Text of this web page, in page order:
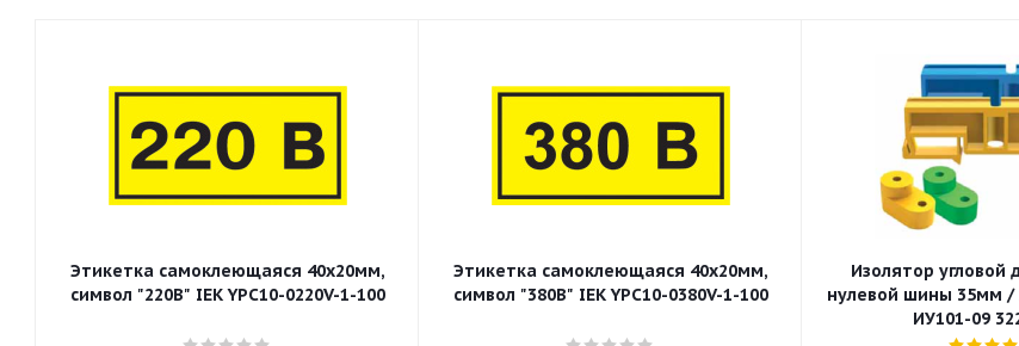
Этикетка самоклеющаяся 40х20мм,
символ "220В" IEK YPC10-0220V-1-100
Этикетка самоклеющаяся 40х20мм,
символ "380В" IEK YPC10-0380V-1-100
Изолятор угловой
нулевой шины 35мм
ИУ101-09